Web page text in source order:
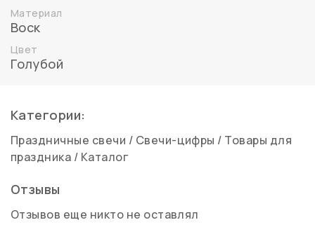
Материал
Воск
Цвет
Голубой
Категории:
Праздничные свечи / Свечи-цифры / Товары для
праздника / Каталог
Отзывы
Отзывов еще никто не оставлял